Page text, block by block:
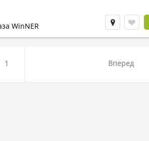
WinNER
1 Вперед